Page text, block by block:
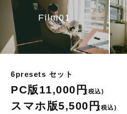
Film01
6presets セット
PC版11,000円(税込)
スマホ版5,500円(税込)